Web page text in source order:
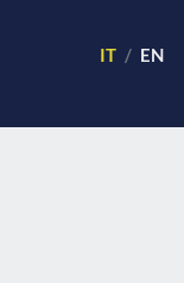
IT EN